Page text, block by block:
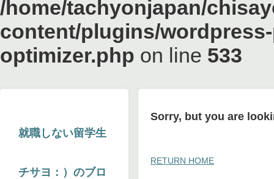
/home/tachyonjapan/
content/plugins/
optimizer.php on line 533
就職しない留学生
チサヨ：）のブロ
Sorry, but you are
RETURN HOME